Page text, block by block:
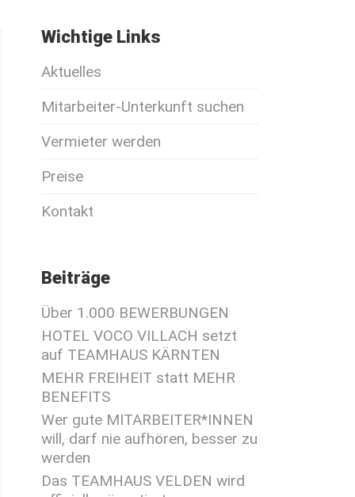
Wichtige Links
Aktuelles
Mitarbeiter-Unterkunft suchen
Vermieter werden
Preise
Kontakt
Beiträge
Über 1.000 BEWERBUNGEN
HOTEL VOCO VILLACH setzt
auf TEAMHAUS KÄRNTEN
MEHR FREIHEIT statt MEHR
BENEFITS
Wer gute MITARBEITER*INNEN
will, darf nie aufhören, besser zu
werden
Das TEAMHAUS VELDEN wird